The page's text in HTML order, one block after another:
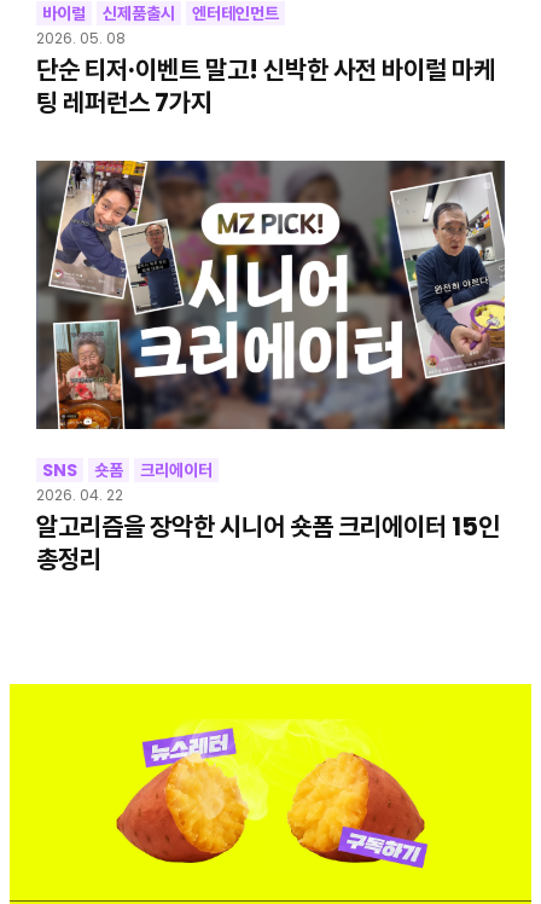
바이럴 신제품출시 엔터테인먼트
2026. 05. 08
단순 티저·이벤트 말고! 신박한 사전 바이럴 마케
팅 레퍼런스 7가지
SNS 숏폼 크리에이터
2026. 04. 22
알고리즘을 장악한 시니어 숏폼 크리에이터 15인
총정리